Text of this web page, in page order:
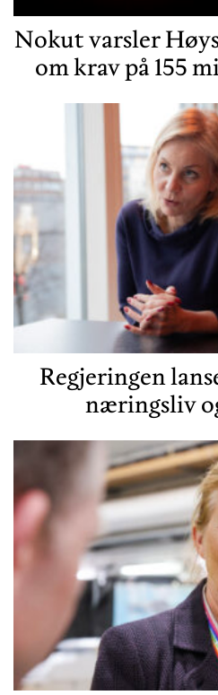
Nokut varsler
om krav på 155
Regjeringen
næringsliv